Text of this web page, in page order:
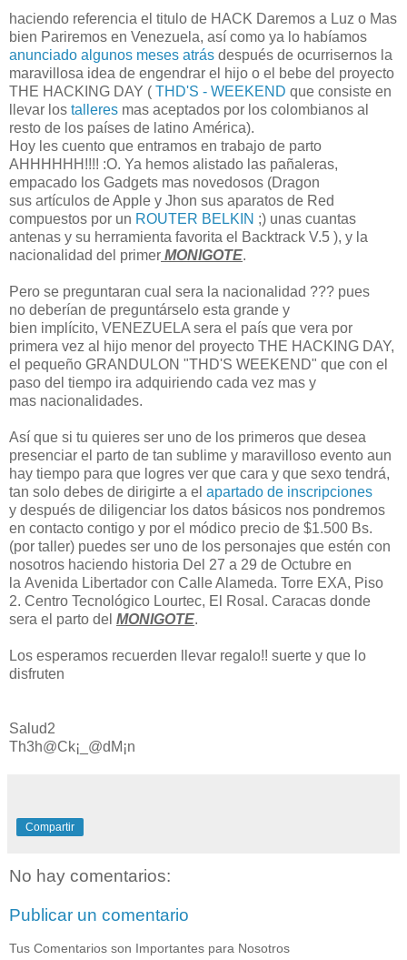
haciendo referencia el titulo de HACK Daremos a Luz o Mas
bien Pariremos en Venezuela, así como ya lo habíamos
anunciado algunos meses atrás después de ocurrisernos la
maravillosa idea de engendrar el hijo o el bebe del proyecto
THE HACKING DAY ( THD'S - WEEKEND que consiste en
llevar los talleres mas aceptados por los colombianos al
resto de los países de latino América).
Hoy les cuento que entramos en trabajo de parto
AHHHHHH!!!! :O. Ya hemos alistado las pañaleras,
empacado los Gadgets mas novedosos (Dragon
sus artículos de Apple y Jhon sus aparatos de Red
compuestos por un ROUTER BELKIN ;) unas cuantas
antenas y su herramienta favorita el Backtrack V.5 ), y la
nacionalidad del primer MONIGOTE.
Pero se preguntaran cual sera la nacionalidad ??? pues
no deberían de preguntárselo esta grande y
bien implícito, VENEZUELA sera el país que vera por
primera vez al hijo menor del proyecto THE HACKING DAY,
el pequeño GRANDULON "THD'S WEEKEND" que con el
paso del tiempo ira adquiriendo cada vez mas y
mas nacionalidades.
Así que si tu quieres ser uno de los primeros que desea
presenciar el parto de tan sublime y maravilloso evento aun
hay tiempo para que logres ver que cara y que sexo tendrá,
tan solo debes de dirigirte a el apartado de inscripciones
y después de diligenciar los datos básicos nos pondremos
en contacto contigo y por el módico precio de $1.500 Bs.
(por taller) puedes ser uno de los personajes que estén con
nosotros haciendo historia Del 27 a 29 de Octubre en
la Avenida Libertador con Calle Alameda. Torre EXA, Piso
2. Centro Tecnológico Lourtec, El Rosal. Caracas donde
sera el parto del MONIGOTE.
Los esperamos recuerden llevar regalo!! suerte y que lo
disfruten
Salud2
Th3h@Ck¡_@dM¡n
Compartir
No hay comentarios:
Publicar un comentario
Tus Comentarios son Importantes para Nosotros